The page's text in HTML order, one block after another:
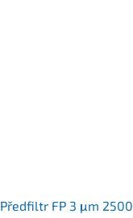
Předfiltr FP 3 μm 2500